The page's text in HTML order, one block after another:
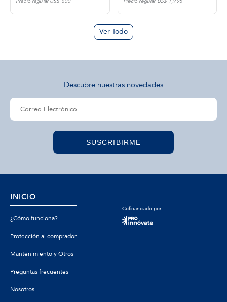
Ver Todo
Descubre nuestras novedades
SUSCRIBIRME
INICIO
¿Cómo funciona?
Protección al comprador
Mantenimiento y Otros
Preguntas frecuentes
Nosotros
Cofinanciado por: